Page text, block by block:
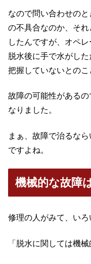
なので問い合わせの
の不具合なのか、そ
したんですが、オペ
脱水後に手で水がし
把握していないとのこ
故障の可能性がある
なりました。
まぁ、故障で治るな
ですよね。
機械的な故障
修理の人がみて、い
「脱水に関しては機